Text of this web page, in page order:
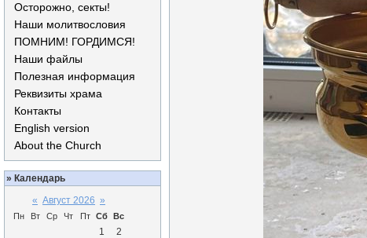
Осторожно, секты!
Наши молитвословия
ПОМНИМ! ГОРДИМСЯ!
Наши файлы
Полезная информация
Реквизиты храма
Контакты
English version
About the Church
» Календарь
« Август 2026 »
Пн Вт Ср Чт Пт Сб Вс
1
2